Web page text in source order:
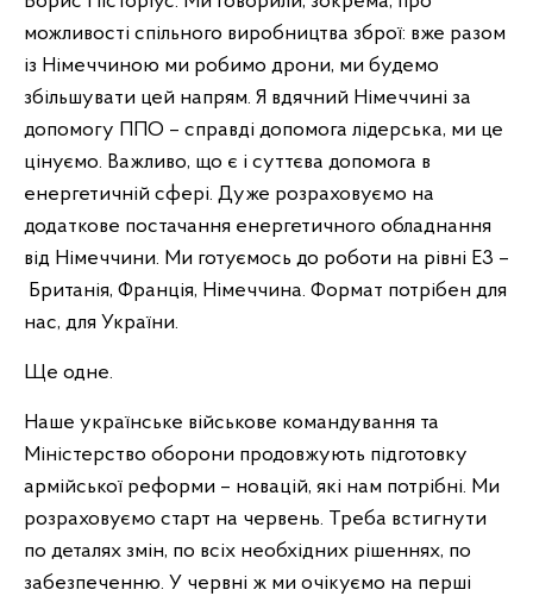
можливості спільного виробництва зброї: вже разом
із Німеччиною ми робимо дрони, ми будемо
збільшувати цей напрям. Я вдячний Німеччині за
допомогу ППО – справді допомога лідерська, ми це
цінуємо. Важливо, що є і суттєва допомога в
енергетичній сфері. Дуже розраховуємо на
додаткове постачання енергетичного обладнання
від Німеччини. Ми готуємось до роботи на рівні Е3 –
Британія, Франція, Німеччина. Формат потрібен для
нас, для України.
Ще одне.
Наше українське військове командування та
Міністерство оборони продовжують підготовку
армійської реформи – новацій, які нам потрібні. Ми
розраховуємо старт на червень. Треба встигнути
по деталях змін, по всіх необхідних рішеннях, по
забезпеченню. У червні ж ми очікуємо на перші